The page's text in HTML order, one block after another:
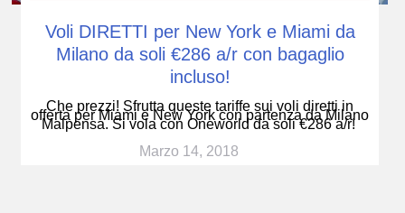
Voli DIRETTI per New York e Miami da
Milano da soli €286 a/r con bagaglio
incluso!
Che prezzi! Sfrutta queste tariffe sui voli diretti in
offerta per Miami e New York con partenza da Milano
Malpensa. Si vola con Oneworld da soli €286 a/r!
Marzo 14, 2018